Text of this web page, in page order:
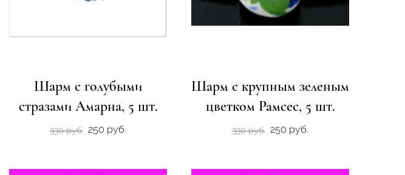
Шарм с голубыми
стразами Амарна, 5 шт.
330 руб. 250 руб.
Шарм с крупным зеленым
цветком Рамсес, 5 шт.
330 руб. 250 руб.